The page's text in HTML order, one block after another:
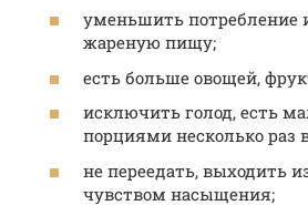
уменьшить потребление
жареную пищу;
есть больше овощей,
исключить голод, есть
порциями несколько раз
не переедать, выходить
чувством насыщения;